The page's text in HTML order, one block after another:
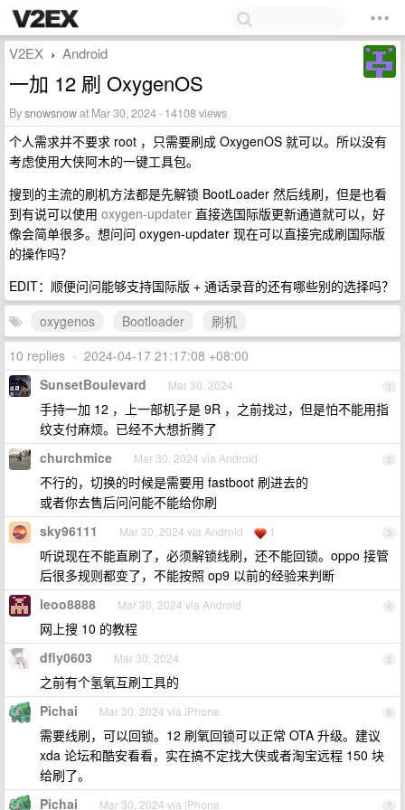
V2EX › Android
一加 12 刷 OxygenOS
Bysnowsnowat Mar 30, 2024 · 14108 views
个人需求并不要求 root ，只需要刷成 OxygenOS 就可以。所以没有
考虑使用大侠阿木的一键工具包。
搜到的主流的刷机方法都是先解锁 BootLoader 然后线刷，但是也看
到有说可以使用 oxygen-updater 直接选国际版更新通道就可以，好
像会简单很多。想问问 oxygen-updater 现在可以直接完成刷国际版
的操作吗？
EDIT：顺便问问能够支持国际版 + 通话录音的还有哪些别的选择吗？
oxygenos
Bootloader
刷机
10 replies • 2024-04-17 21:17:08 +08:00
1
SunsetBoulevard Mar 30, 2024
手持一加 12 ，上一部机子是 9R ，之前找过，但是怕不能用指
纹支付麻烦。已经不大想折腾了
2
churchmice Mar 30, 2024 via Android
不行的，切换的时候是需要用 fastboot 刷进去的
或者你去售后问问能不能给你刷
3
sky96111 Mar 30, 2024 via Android 1
听说现在不能直刷了，必须解锁线刷，还不能回锁。oppo 接管
后很多规则都变了，不能按照 op9 以前的经验来判断
4
leoo8888 Mar 30, 2024 via Android
网上搜 10 的教程
5
dfly0603 Mar 30, 2024
之前有个氢氧互刷工具的
6
Pichai Mar 30, 2024 via iPhone
需要线刷，可以回锁。12 刷氧回锁可以正常 OTA 升级。建议
xda 论坛和酷安看看，实在搞不定找大侠或者淘宝远程 150 块
给刷了。
7
Pichai Mar 30, 2024 via iPhone